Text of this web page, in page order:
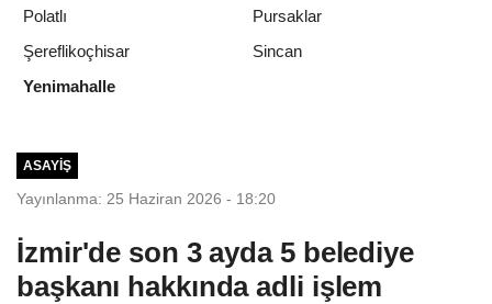
Polatlı
Pursaklar
Şereflikoçhisar
Sincan
Yenimahalle
ASAYIŞ
Yayınlanma: 25 Haziran 2026 - 18:20
İzmir'de son 3 ayda 5 belediye
başkanı hakkında adli işlem